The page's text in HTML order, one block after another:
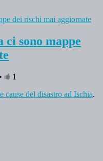
sono mappe
•
1
cause del disastro ad Ischia.